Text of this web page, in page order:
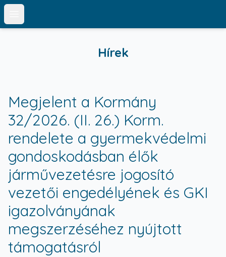
Open main menu
Hírek
Megjelent a Kormány
32/2026. (II. 26.) Korm.
rendelete a gyermekvédelmi
gondoskodásban élők
járművezetésre jogosító
vezetői engedélyének és GKI
igazolványának
megszerzéséhez nyújtott
támogatásról